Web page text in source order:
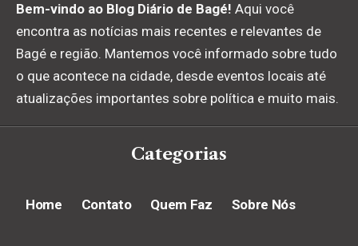
Bem-vindo ao Blog Diário de Bagé! Aqui você
encontra as notícias mais recentes e relevantes de
Bagé e região. Mantemos você informado sobre tudo
o que acontece na cidade, desde eventos locais até
atualizações importantes sobre política e muito mais.
Categorias
Home Contato Quem Faz Sobre Nós